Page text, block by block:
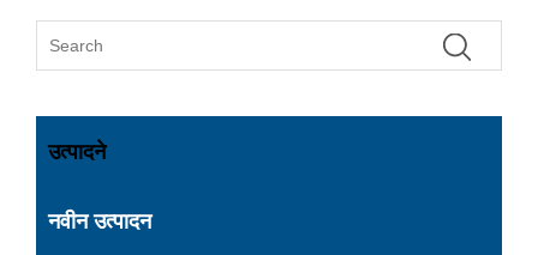
उत्पादने
नवीन उत्पादन